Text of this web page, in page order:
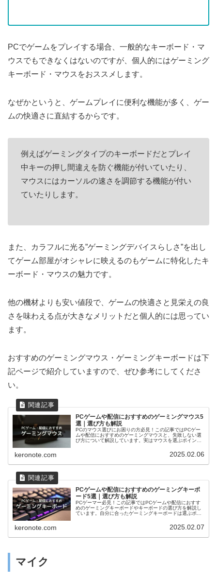
PCでゲームをプレイする場合、一般的なキーボード・マ
ウスでもできなくはないのですが、個人的にはゲーミング
キーボード・マウスをおススメします。
なぜかというと、ゲームプレイに便利な機能が多く、ゲー
ムの快適さに直結するからです。
例えばゲーミングタイプのキーボードだとプレイ
中キーの押し間違えを防ぐ機能が付いていたり、
マウスにはカーソルの速さを調節する機能が付い
ていたりします。
また、カラフルに光る”ゲーミングデバイスらしさ”を出し
てゲーム部屋がオシャレに映えるのもゲームに特化したキ
ーボード・マウスの魅力です。
他の機材よりも安い値段で、ゲームの快適さと見栄えの良
さを味わえる点が大きなメリットだと個人的には思ってい
ます。
おすすめのゲーミングマウス・ゲーミングキーボードは下
記ページで紹介していますので、ぜひ参考にしてくださ
い。
PCゲームや配信におすすめのゲーミングマウス5
選｜選び方も解説
PCのマウス選びにお困りの方必見！この記事ではPCゲー
ムや配信におすすめのゲーミングマウスと、失敗しない選
び方について解説しています。実はマウスを選ぶポイント
分に合っているゲーミングマウスが分かります。
keronote.com 2025.02.06
PCゲームや配信におすすめのゲーミングキーボ
ード5選｜選び方も解説
PCゲーマー必見！この記事ではPCゲームや配信におすす
めのゲーミングキーボードやキーボードの選び方を解説し
ています。自分に合ったゲーミングキーボードは選ぶポイ
と、自分に合ったゲーミングキーボードを見つけられま
keronote.com 2025.02.07
マイク